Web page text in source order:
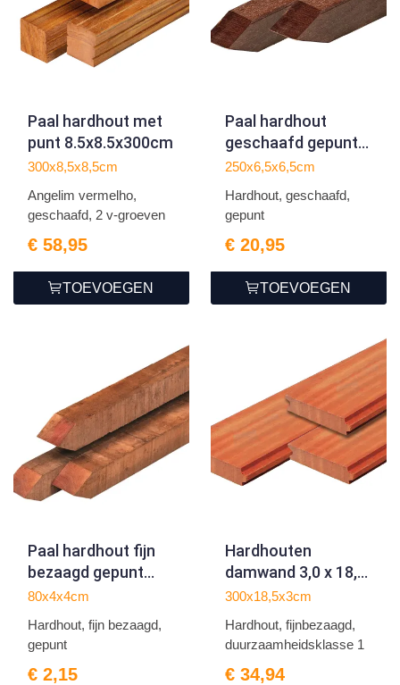
Paal hardhout met
punt 8.5x8.5x300cm
300x8,5x8,5cm
Angelim vermelho,
geschaafd, 2 v-groeven
€ 58,95
TOEVOEGEN
Paal hardhout
geschaafd gepunt
6.5x6.5x250cm
250x6,5x6,5cm
Hardhout, geschaafd,
gepunt
€ 20,95
TOEVOEGEN
Paal hardhout fijn
bezaagd gepunt
4.0x4.0x80cm
80x4x4cm
Hardhout, fijn bezaagd,
gepunt
€ 2,15
Hardhouten
damwand 3,0 x 18,5
x 300 fijnbezaagd -
1
300x18,5x3cm
Hardhout, fijnbezaagd,
duurzaamheidsklasse 1
€ 34,94